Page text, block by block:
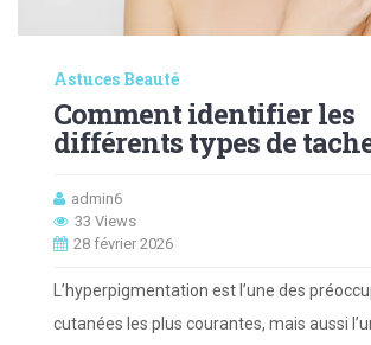
Astuces Beauté
Comment identifier les
différents types de
admin6
33 Views
28 février 2026
L’hyperpigmentation est l’une des
cutanées les plus courantes, mais aussi